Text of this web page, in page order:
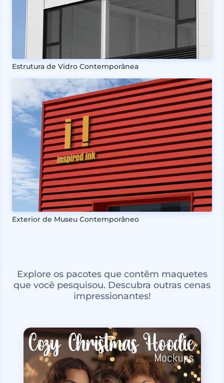
Estrutura de Vidro Contemporânea
Exterior de Museu Contemporâneo
Explore os pacotes que contêm maquetes
que você pesquisou. Descubra outras cenas
impressionantes!